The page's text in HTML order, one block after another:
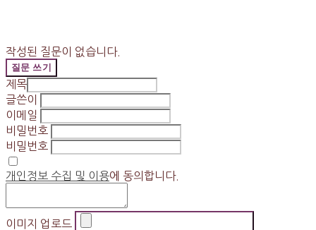
작성된 질문이 없습니다.
질문 쓰기
제목
글쓴이
이메일
비밀번호
비밀번호
개인정보 수집 및 이용에 동의합니다.
이미지 업로드